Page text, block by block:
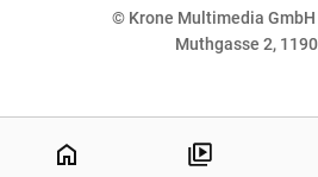
© Krone Multimedia GmbH
Muthgasse 2,
home
NaN%